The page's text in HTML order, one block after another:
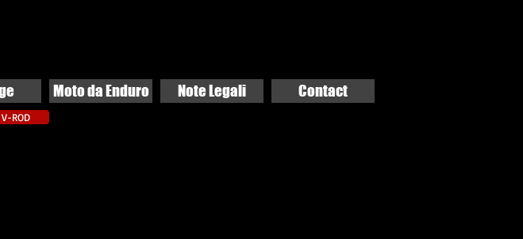
Moto da Enduro Note Legali Contact
V-ROD